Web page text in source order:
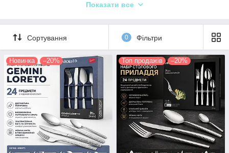
допомогою яких нарізають, розкладають або
перекладиють страви із загальної страви
(салатників, страв, ваз, соусників та ін.) у тарілки
учасників трапези.
Показати все
Сортування 0 Фільтри
Новинка –20% Топ продажів –20%